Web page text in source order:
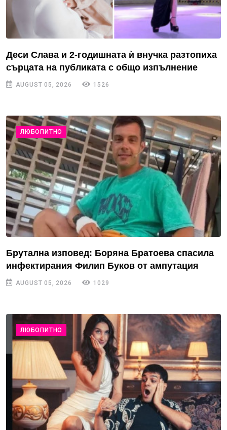
Деси Слава и 2-годишната ѝ внучка разтопиха
сърцата на публиката с общо изпълнение
AUGUST 05, 2026 1526
ЛЮБОПИТНО
Брутална изповед: Боряна Братоева спасила
инфектирания Филип Буков от ампутация
AUGUST 05, 2026 1029
ЛЮБОПИТНО